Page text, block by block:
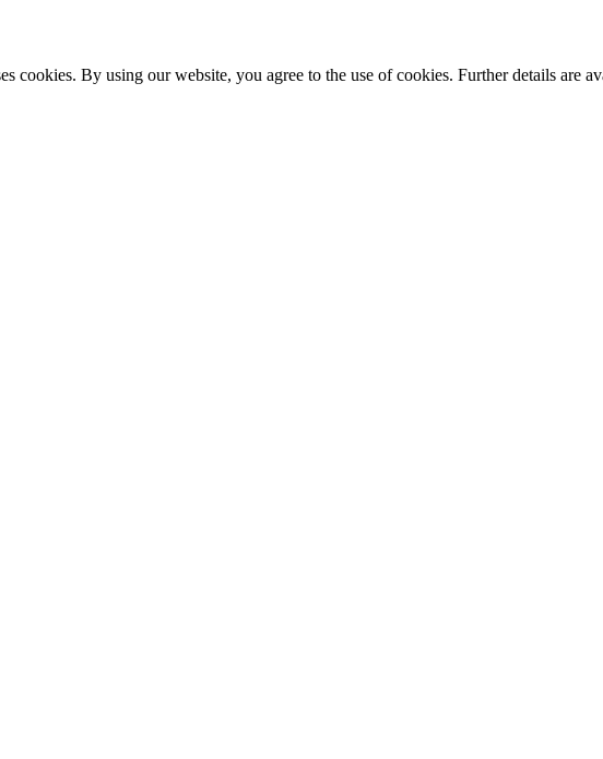
cookies. By using our website, you agree to the use of cookies. Further details are